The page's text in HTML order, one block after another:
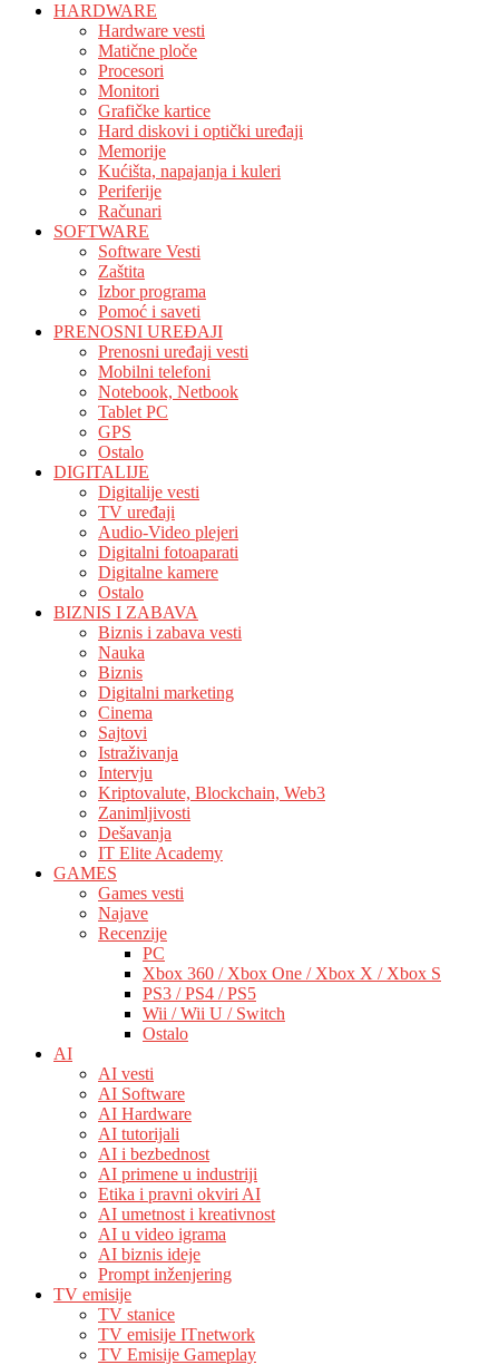
HARDWARE
Hardware vesti
Matične ploče
Procesori
Monitori
Grafičke kartice
Hard diskovi i optički uređaji
Memorije
Kućišta, napajanja i kuleri
Periferije
Računari
SOFTWARE
Software Vesti
Zaštita
Izbor programa
Pomoć i saveti
PRENOSNI UREĐAJI
Prenosni uređaji vesti
Mobilni telefoni
Notebook, Netbook
Tablet PC
GPS
Ostalo
DIGITALIJE
Digitalije vesti
TV uređaji
Audio-Video plejeri
Digitalni fotoaparati
Digitalne kamere
Ostalo
BIZNIS I ZABAVA
Biznis i zabava vesti
Nauka
Biznis
Digitalni marketing
Cinema
Sajtovi
Istraživanja
Intervju
Kriptovalute, Blockchain, Web3
Zanimljivosti
Dešavanja
IT Elite Academy
GAMES
Games vesti
Najave
Recenzije
PC
Xbox 360 / Xbox One / Xbox X / Xbox S
PS3 / PS4 / PS5
Wii / Wii U / Switch
Ostalo
AI
AI vesti
AI Software
AI Hardware
AI tutorijali
AI i bezbednost
AI primene u industriji
Etika i pravni okviri AI
AI umetnost i kreativnost
AI u video igrama
AI biznis ideje
Prompt inženjering
TV emisije
TV stanice
TV emisije ITnetwork
TV Emisije Gameplay